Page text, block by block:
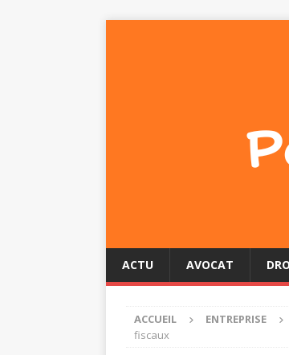
ACTU AVOCAT
ACCUEIL ENTREPRISE
fiscaux